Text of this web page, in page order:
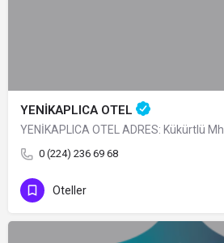
YENİKAPLICA OTEL
0 (224) 236 69 68
Oteller